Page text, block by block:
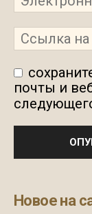
почты и
Новое на